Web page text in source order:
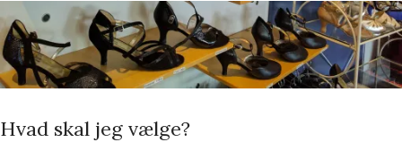
Hvad skal jeg vælge?